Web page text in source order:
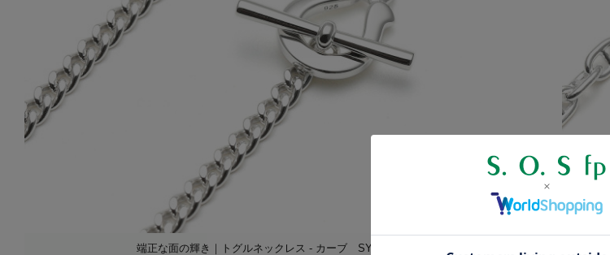
端正な面の輝き｜トグルネックレス - カーブ SYMPATH...